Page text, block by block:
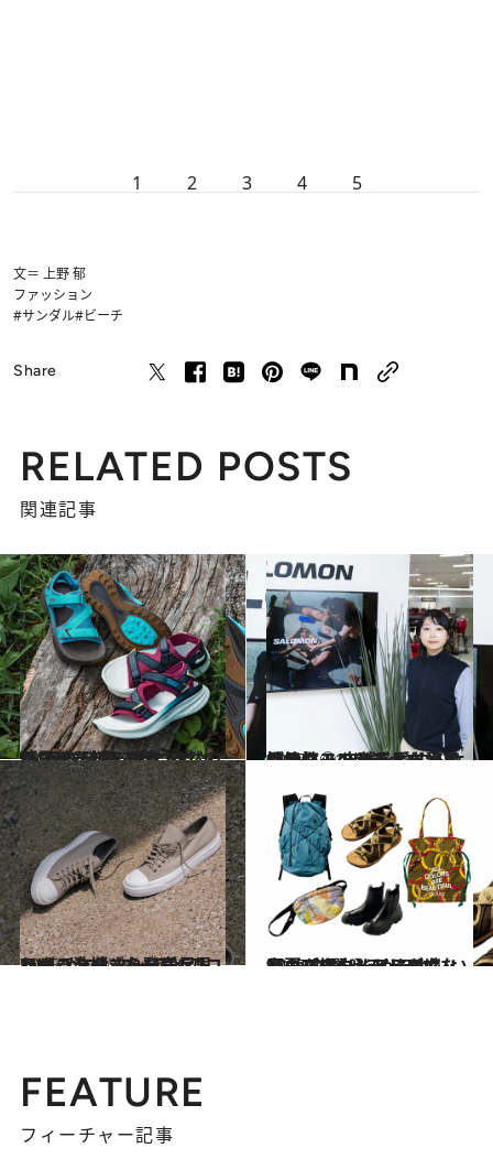
1 2 3 4 5
文＝ 上野 郁
ファッション
#サンダル#ビーチ
Share
RELATED POSTS
関連記事
2025.6.21
Tevaの“走れるサンダル”が新発売 街と自然の境界線を越えたランニングスタイルを提案
ライフスタイル 2025.5.31
《サロモン》デザインと機能性◎のフットウェアが人気！ 自然を愛する女性スタッフが選んだ愛用品は？
ライフスタイル
2025.7.2
MHL.がコンバースとのコラボシューズを発売 トレーニングシューズを思わせる洗練された一足
コミック ＆ エッセイ 2025.4.24
“ふかふか＆ほかほか”なリカバリーシューズは、春夏アウトドアにも必須！【アウトドアの“いいもの”50選 ～シューズ・バッグ編～】
ライフスタイル
FEATURE
フィーチャー記事